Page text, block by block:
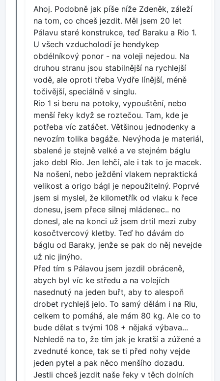
Ahoj. Podobně jak píše níže Zdeněk, záleží
na tom, co chceš jezdit. Měl jsem 20 let
Pálavu staré konstrukce, teď Baraku a Rio 1.
U všech vzducholodí je hendykep
obdélníkový ponor - na voleji nejedou. Na
druhou stranu jsou stabilnější na rychlejší
vodě, ale oproti třeba Vydře línější, méně
točivější, speciálně v singlu.
Rio 1 si beru na potoky, vypouštění, nebo
menší řeky když se roztečou. Tam, kde je
potřeba víc zatáčet. Většinou jednodenky a
nevozím tolika bagáže. Nevýhoda je materiál,
sbalené je stejně velké a ve stejném báglu
jako debl Rio. Jen lehčí, ale i tak to je macek.
Na nošení, nebo ježdění vlakem nepraktická
velikost a origo bágl je nepoužitelný. Poprvé
jsem si myslel, že kilometřík od vlaku k řece
donesu, jsem přece silnej mládenec.. no
donesl, ale na konci už jsem drtil mezi zuby
kosočtvercový kletby. Teď ho dávám do
báglu od Baraky, jenže se pak do něj nevejde
už nic jinýho.
Před tím s Pálavou jsem jezdil obráceně,
abych byl víc ke středu a na volejích
nasednutý na jeden buřt, aby to alespoň
drobet rychlejš jelo. To samý dělám i na Riu,
celkem to pomáhá, ale mám 80 kg. Ale co to
bude dělat s tvými 108 + nějaká výbava...
Nehledě na to, že tím jak je kratší a zúžené a
zvednuté konce, tak se ti před nohy vejde
jeden pytel a pak něco menšího dozadu.
Jestli chceš jezdit naše řeky v těch dolních